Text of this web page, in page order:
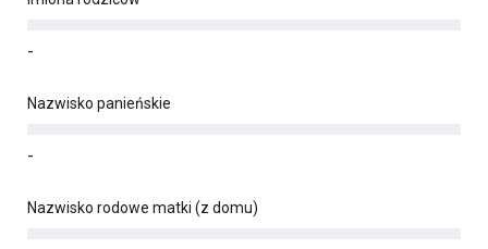
-
Nazwisko panieńskie
-
Nazwisko rodowe matki (z domu)